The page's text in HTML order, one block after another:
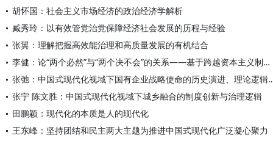
胡怀国：社会主义市场经济的政治经济学解析
臧秀玲：以有效管党治党保障经济社会发展的历程与经验
张翼：理解把握高效能治理和高质量发展的有机结合
李健：论“两个必然”与“两个决不会”的关系——基于跨越资本主义制度“卡夫丁峡谷”设想的反思
张弛：中国式现代化视域下国有
张宁 陈文胜：中国式现代化视域下城乡融合的制度创新与治理逻辑
田鹏颖：现代化的本质是人的现代化
王东峰：坚持团结和民主两大主题为推进中国式现代化广泛凝心聚力